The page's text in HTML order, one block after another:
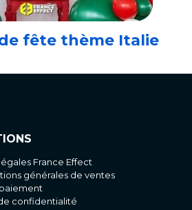
fête thème Italie
France Effect
générales de ventes
confidentialité